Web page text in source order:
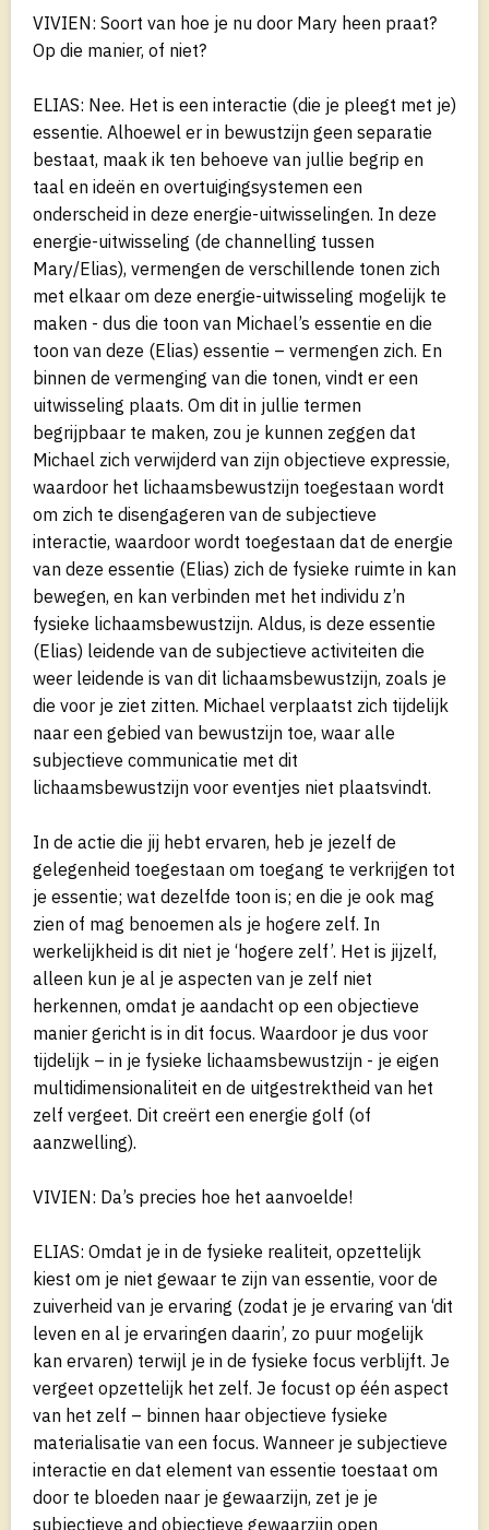
VIVIEN: Soort van hoe je nu door Mary heen praat?
Op die manier, of niet?
ELIAS: Nee. Het is een interactie (die je pleegt met je)
essentie. Alhoewel er in bewustzijn geen separatie
bestaat, maak ik ten behoeve van jullie begrip en
taal en ideën en overtuigingsystemen een
onderscheid in deze energie-uitwisselingen. In deze
energie-uitwisseling (de channelling tussen
Mary/Elias), vermengen de verschillende tonen zich
met elkaar om deze energie-uitwisseling mogelijk te
maken - dus die toon van Michael’s essentie en die
toon van deze (Elias) essentie – vermengen zich. En
binnen de vermenging van die tonen, vindt er een
uitwisseling plaats. Om dit in jullie termen
begrijpbaar te maken, zou je kunnen zeggen dat
Michael zich verwijderd van zijn objectieve expressie,
waardoor het lichaamsbewustzijn toegestaan wordt
om zich te disengageren van de subjectieve
interactie, waardoor wordt toegestaan dat de energie
van deze essentie (Elias) zich de fysieke ruimte in kan
bewegen, en kan verbinden met het individu z’n
fysieke lichaamsbewustzijn. Aldus, is deze essentie
(Elias) leidende van de subjectieve activiteiten die
weer leidende is van dit lichaamsbewustzijn, zoals je
die voor je ziet zitten. Michael verplaatst zich tijdelijk
naar een gebied van bewustzijn toe, waar alle
subjectieve communicatie met dit
lichaamsbewustzijn voor eventjes niet plaatsvindt.
In de actie die jij hebt ervaren, heb je jezelf de
gelegenheid toegestaan om toegang te verkrijgen tot
je essentie; wat dezelfde toon is; en die je ook mag
zien of mag benoemen als je hogere zelf. In
werkelijkheid is dit niet je ‘hogere zelf’. Het is jijzelf,
alleen kun je al je aspecten van je zelf niet
herkennen, omdat je aandacht op een objectieve
manier gericht is in dit focus. Waardoor je dus voor
tijdelijk – in je fysieke lichaamsbewustzijn - je eigen
multidimensionaliteit en de uitgestrektheid van het
zelf vergeet. Dit creërt een energie golf (of
aanzwelling).
VIVIEN: Da’s precies hoe het aanvoelde!
ELIAS: Omdat je in de fysieke realiteit, opzettelijk
kiest om je niet gewaar te zijn van essentie, voor de
zuiverheid van je ervaring (zodat je je ervaring van ‘dit
leven en al je ervaringen daarin’, zo puur mogelijk
kan ervaren) terwijl je in de fysieke focus verblijft. Je
vergeet opzettelijk het zelf. Je focust op één aspect
van het zelf – binnen haar objectieve fysieke
materialisatie van een focus. Wanneer je subjectieve
interactie en dat element van essentie toestaat om
door te bloeden naar je gewaarzijn, zet je je
subjectieve and objectieve gewaarzijn open